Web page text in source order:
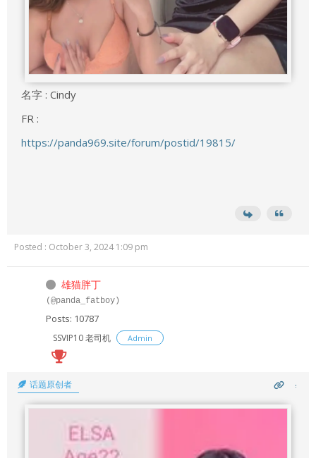
名字 : Cindy
FR :
https://panda969.site/forum/postid/19815/
Posted : October 3, 2024 1:09 pm
雄猫胖丁
(@panda_fatboy)
Posts: 10787
SSVIP10 老司机 Admin
话题原创者